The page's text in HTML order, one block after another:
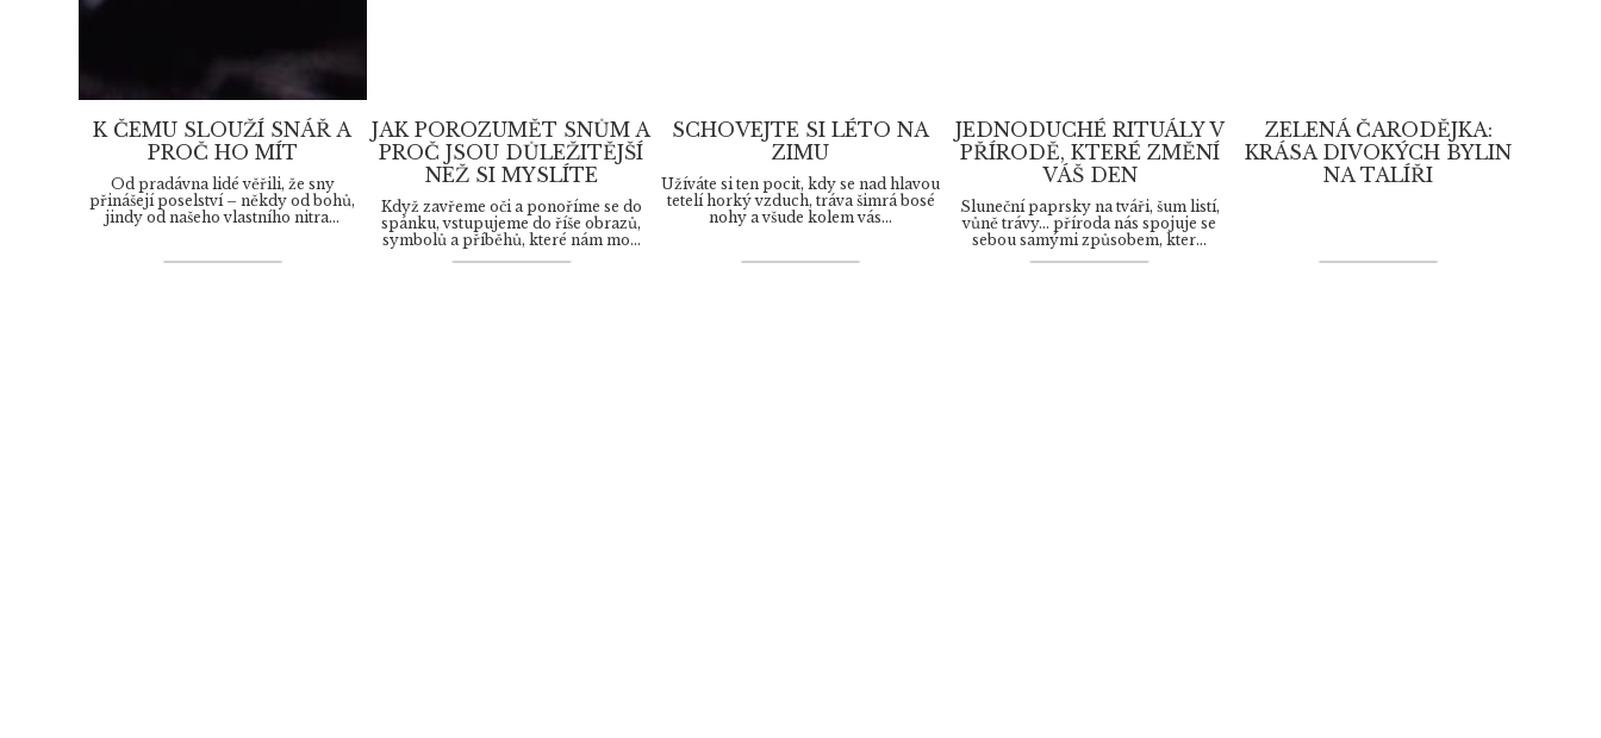
K ČEMU SLOUŽÍ SNÁŘ A
PROČ HO MÍT
Od pradávna lidé věřili, že sny
přinášejí poselství – někdy od bohů,
jindy od našeho vlastního nitra...
JAK POROZUMĚT SNŮM A
PROČ JSOU DŮLEŽITĚJŠÍ
NEŽ SI MYSLÍTE
Když zavřeme oči a ponoříme se do
spánku, vstupujeme do říše obrazů,
symbolů a příběhů, které nám mo...
SCHOVEJTE SI LÉTO NA
ZIMU
Užíváte si ten pocit, kdy se nad hlavou
tetelí horký vzduch, tráva šimrá bosé
nohy a všude kolem vás...
JEDNODUCHÉ RITUÁLY V
PŘÍRODĚ, KTERÉ ZMĚNÍ
VÁŠ DEN
Sluneční paprsky na tváři, šum listí,
vůně trávy… příroda nás spojuje se
sebou samými způsobem, kter...
ZELENÁ ČARODĚJKA:
KRÁSA DIVOKÝCH BYLIN
NA TALÍŘI